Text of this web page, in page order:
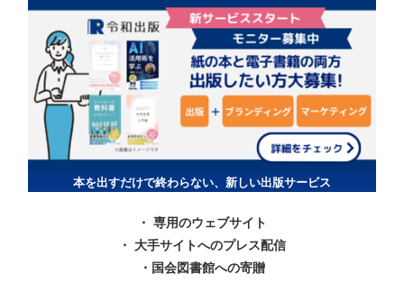
本を出すだけで終わらない、新しい出版サービス
・ 専用のウェブサイト
・ 大手サイトへのプレス配信
・国会図書館への寄贈